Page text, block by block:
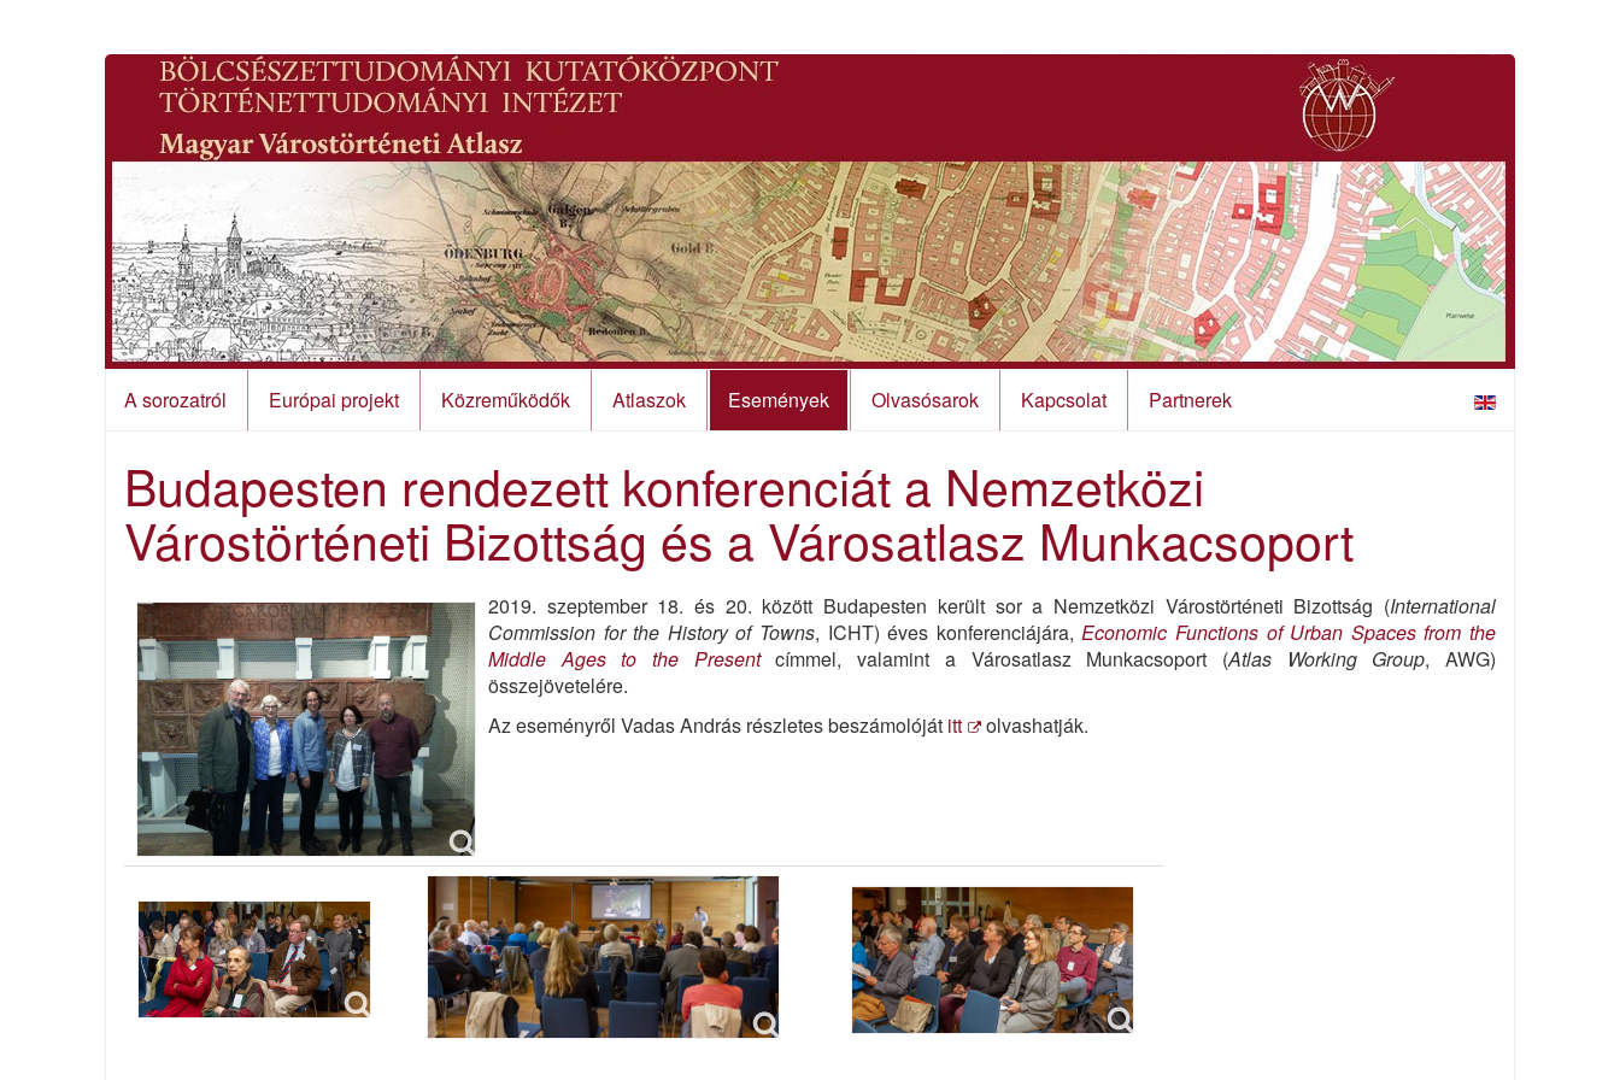
A sorozatról Európai projekt Közreműködők Atlaszok Események Olvasósarok Kapcsolat Partnerek
Budapesten rendezett konferenciát a Nemzetközi
Várostörténeti Bizottság és a Városatlasz Munkacsoport
2019. szeptember 18. és 20. között Budapesten került sor a Nemzetközi Várostörténeti Bizottság (International
Commission for the History of Towns, ICHT) éves konferenciájára,Economic Functions of Urban Spaces from the
Middle Ages to the Presentcímmel, valamint a Városatlasz Munkacsoport (Atlas Working Group, AWG)
összejövetelére.
Az eseményről Vadas András részletes beszámolóját itt olvashatják.